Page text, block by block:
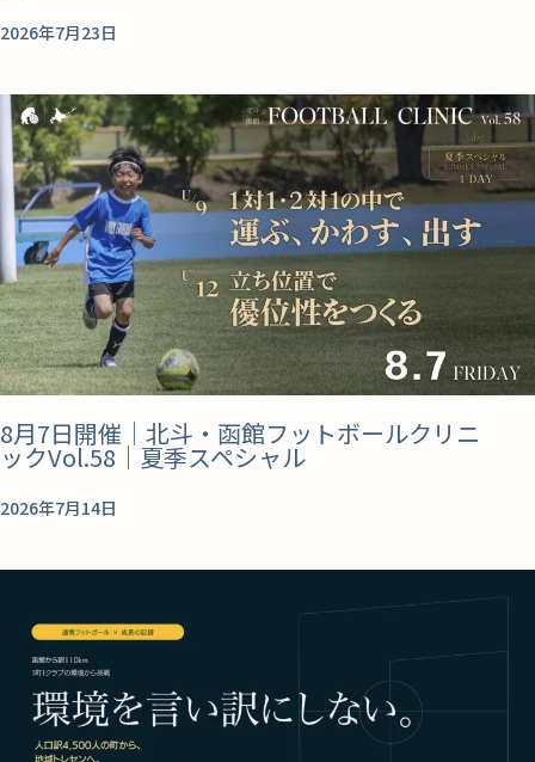
2026年7月23日
8月7日開催｜北斗・函館フットボールクリニ
ックVol.58｜夏季スペシャル
2026年7月14日